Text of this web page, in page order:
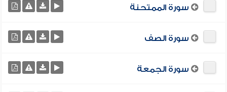
سورة الممتحنة
سورة الصف
سورة الجمعة